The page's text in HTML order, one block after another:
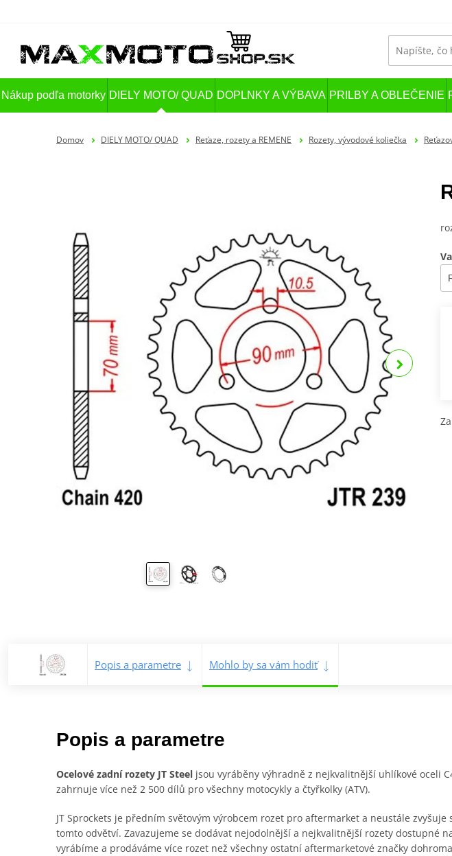
Nákup podľa motorky DIELY MOTO/ QUAD DOPLNKY A VÝBAVA PRILBY A OBLEČENIE
Domov DIELY MOTO/ QUAD Reťaze, rozety a REMENE Rozety, vývodové koliečka
Popis a parametre Mohlo by sa vám hodiť
Popis a parametre
Ocelové zadní rozety JT Steel jsou vyráběny výhradně z nejkvalitnější uhlíkové oceli
zahrnuje více než 2 500 dílů pro všechny motocykly a čtyřkolky (ATV).
JT Sprockets je předním světovým výrobcem rozet pro aftermarket a neustále
tomto odvětví. Zavazujeme se dodávat nejodolnější a nejkvalitnější rozety dostupné
vyrábíme a prodáváme více rozet než všechny ostatní aftermarketové značky